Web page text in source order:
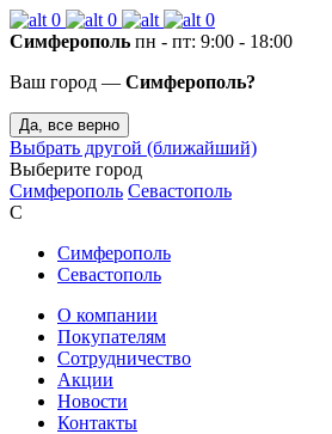
0 0
0
Симферополь пн - пт: 9:00 - 18:00
Ваш город — Симферополь?
Да, все верно
Выбрать другой (ближайший)
Выберите город
Симферополь Севастополь
С
Симферополь
Севастополь
О компании
Покупателям
Сотрудничество
Акции
Новости
Контакты